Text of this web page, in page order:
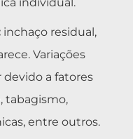
inchaço residual,
Variações
a fatores
tabagismo,
entre outros.